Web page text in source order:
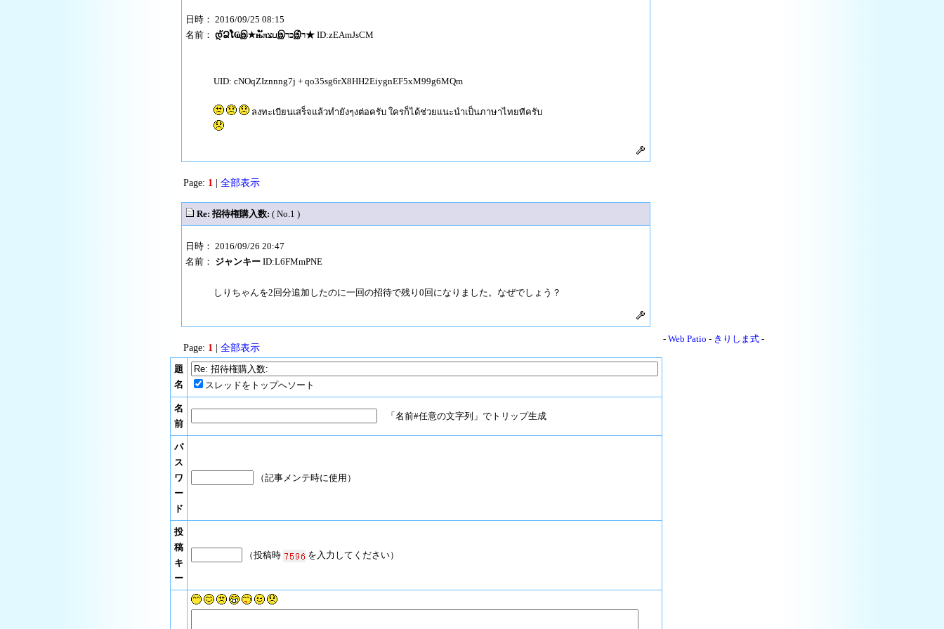
日時： 2016/09/25 08:15
名前：
დัՁໂҨஇ★њັπצபஇכרஇໍר★ ID:zEAmJsCM
UID: cNOqZIznnng7j + qo35sg6rX8HH2EiygnEF5xM99g6MQm
ลงทะเบียนเสร็จแล้วทำยังๆงต่อครับ ใครก็ได้ช่วยแนะนำเป็นภาษาไทยทีครับ
Page: 1 | 全部表示
Re: 招待権購入数: ( No.1 )
日時： 2016/09/26 20:47
名前： ジャンキー ID:L6FMmPNE
しりちゃんを2回分追加したのに一回の招待で残り0回になりました。なぜでしょう？
Page: 1 | 全部表示
題
名
スレッドをトップへソート
名
前
「名前#任意の文字列」でトリップ生成
パ
ス
ワ
ー
ド
（記事メンテ時に使用）
投
稿
キ
ー
（投稿時 を入力してください）
- Web Patio - きりしま式 -